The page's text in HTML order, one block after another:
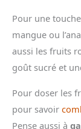
Pour une
mangue ou
aussi les fruits
goût sucré et
Pour doser les
pour savoir
Pense aussi à